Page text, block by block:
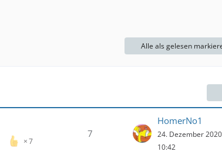
Alle als gelesen
7
7
HomerNo1
24. Dezember
10:42